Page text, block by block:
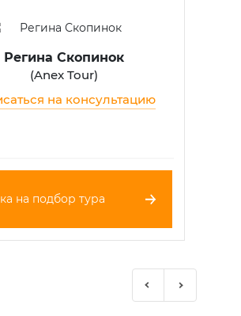
Регина Скопинок
(Anex Tour)
на консультацию
на подбор тура
Previous Next